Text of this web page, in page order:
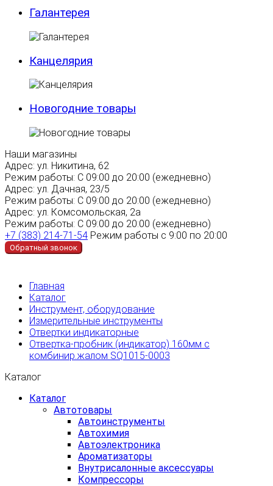
Галантерея
Канцелярия
Новогодние товары
Наши магазины
Адрес: ул. Никитина, 62
Режим работы: С 09:00 до 20:00 (ежедневно)
Адрес: ул. Дачная, 23/5
Режим работы: С 09:00 до 20:00 (ежедневно)
Адрес: ул. Комсомольская, 2а
Режим работы: С 09:00 до 20:00 (ежедневно)
+7 (383) 214-71-54 Режим работы с 9:00 по 20:00
Обратный звонок
Главная
Каталог
Инструмент, оборудование
Измерительные инструменты
Отвертки индикаторные
Отвертка-пробник (индикатор) 160мм с
комбинир.жалом SQ1015-0003
Каталог
Каталог
Автотовары
Автоинструменты
Автохимия
Автоэлектроника
Ароматизаторы
Внутрисалонные аксессуары
Компрессоры